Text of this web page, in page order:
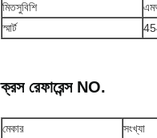
মিতসুবিশি
স্মার্ট
ক্রস রেফারেন্স NO.
মেকার
সংখ্যা